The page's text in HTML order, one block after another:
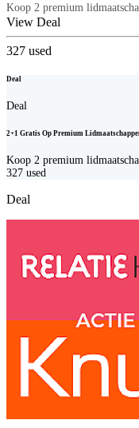
Koop 2 premium
View Deal
327 used
Deal
Deal
2+1 Gratis Op Premium
Koop 2 premium
327 used
Deal